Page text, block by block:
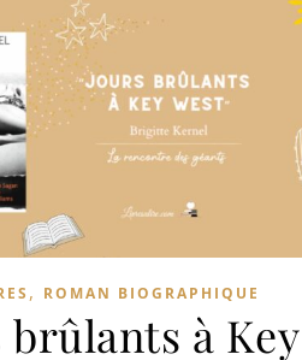
, ROMAN BIOGRAPHIQUE
brûlants à Key